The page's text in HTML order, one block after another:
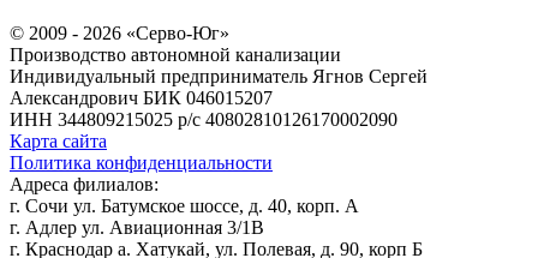
© 2009 - 2026 «Серво-Юг»
Производство автономной канализации
Индивидуальный предприниматель Ягнов Сергей
Александрович БИК 046015207
ИНН 344809215025 р/с 40802810126170002090
Карта сайта
Политика конфиденциальности
Адреса филиалов:
г. Сочи ул. Батумское шоссе, д. 40, корп. А
г. Адлер ул. Авиационная 3/1В
г. Краснодар а. Хатукай, ул. Полевая, д. 90, корп Б